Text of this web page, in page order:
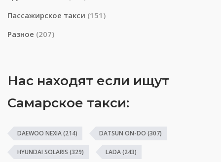
Пассажирское такси (151)
Разное (207)
Нас находят если ищут
Самарское такси:
DAEWOO NEXIA(214) DATSUN ON-DO (307)
HYUNDAI SOLARIS (329) LADA(243)